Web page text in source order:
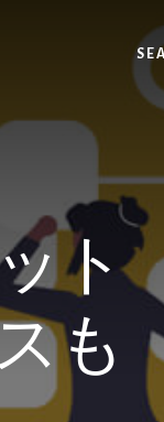
ト
も